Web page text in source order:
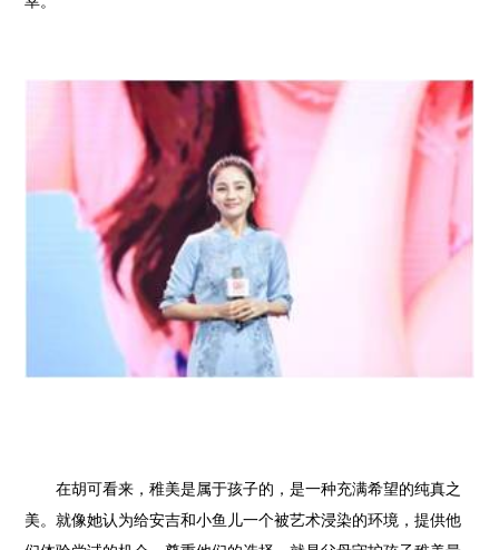
在胡可看来，稚美是属于孩子的，是一种充满希望的纯真之
美。就像她认为给安吉和小鱼儿一个被艺术浸染的环境，提供他